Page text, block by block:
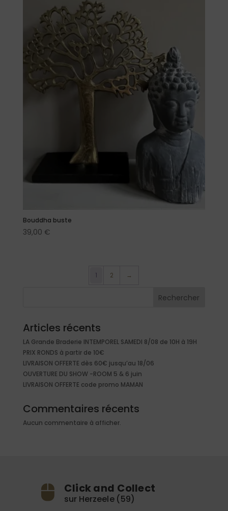
Bouddha buste
39,00 €
1 2 →
Rechercher
Articles récents
LA Grande Braderie INTEMPOREL SAMEDI 8/08 de 10H à 19H
PRIX RONDS à partir de 10€
LIVRAISON OFFERTE dès 60€ jusqu’au 18/06
OUVERTURE DU SHOW -ROOM 5 & 6 juin
LIVRAISON OFFERTE code promo MAMAN
Commentaires récents
Aucun commentaire à afficher.
Click and Collect
sur Herzeele (59)